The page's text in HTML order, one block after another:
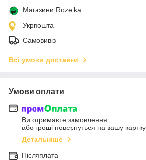
Магазини Rozetka
Укрпошта
Самовивіз
Всі умови доставки
Умови оплати
Ви отримаєте замовлення
або гроші повернуться на вашу картку
Детальніше
Післяплата